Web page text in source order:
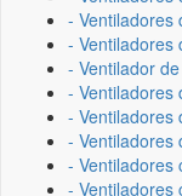
- Ventiladores
- Ventiladores
- Ventilador
- Ventiladores
- Ventiladores
- Ventiladores
- Ventiladores
- Ventiladores